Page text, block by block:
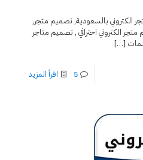
الكتروني بالسعودية, تصميم متجر,
الكتروني احترافي , تصميم متاجر
[…]
5 اقرأ المزيد